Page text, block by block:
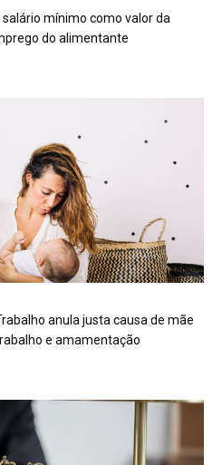
mínimo como valor da
do alimentante
anula justa causa de mãe
e amamentação